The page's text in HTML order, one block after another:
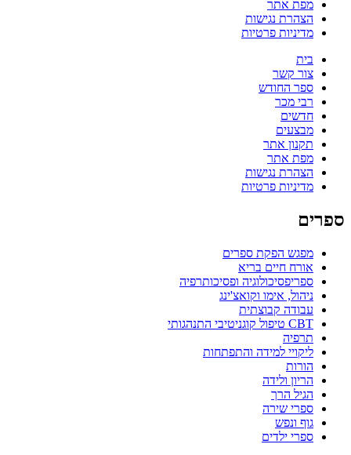
מפת אתר
הצהרת נגישות
מדיניות פרטיות
בית
צור קשר
ספר החודש
רבי מכר
חדשים
מבצעים
תקנון אתר
מפת אתר
הצהרת נגישות
מדיניות פרטיות
ספרים
מפגש הפקת ספרים
אורח חיים בריא
ספריפסיכולוגיה ופסיכותרפיה
ניהול, אימו וקואצ'ינג
עבודה קבוצתית
CBT טיפול קוגניטיבי התנהגותי
תרפיה
ליקויי למידה והתפתחות
הורות
הריון ולידה
הגיל הרך
ספרי שירה
גוף ונפש
ספרי ילדים